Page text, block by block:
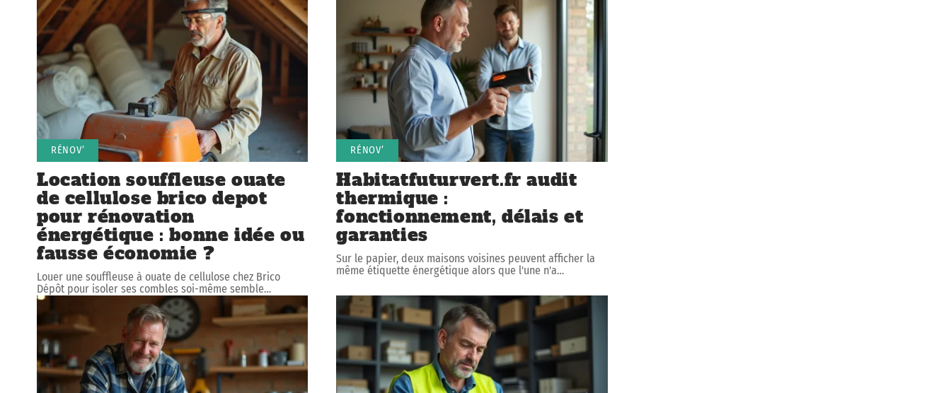
RÉNOV’
Location souffleuse ouate
de cellulose brico depot
pour rénovation
énergétique : bonne idée ou
fausse économie ?
Louer une souffleuse à ouate de cellulose chez Brico
Dépôt pour isoler ses combles soi-même semble…
RÉNOV’
Habitatfuturvert.fr audit
thermique :
fonctionnement, délais et
garanties
Sur le papier, deux maisons voisines peuvent afficher la
même étiquette énergétique alors que l'une n'a…